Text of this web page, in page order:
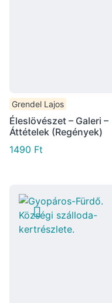
Grendel Lajos
Éleslövészet – Galeri –
Áttételek (Regények)
1490 Ft